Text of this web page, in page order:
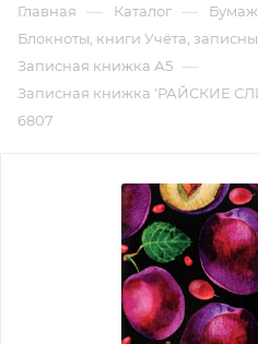
Главная — Каталог —
Блокноты, книги Учёта,
Записная книжка А5 —
Записная книжка 'РАЙСКИЕ
6807